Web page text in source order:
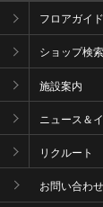
フロアガイド
ショップ検索
施設案内
ニュース＆
リクルート
お問い合わせ